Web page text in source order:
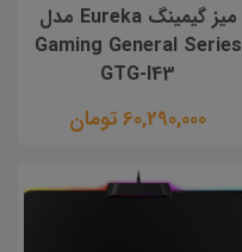
میز گیمینگ Eureka مدل
Gaming General Series
GTG-I43
60,290,000 تومان